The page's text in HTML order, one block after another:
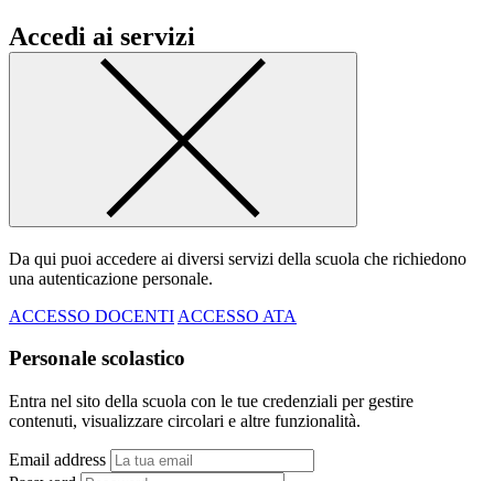
Accedi ai servizi
Da qui puoi accedere ai diversi servizi della scuola che richiedono
una autenticazione personale.
ACCESSO DOCENTI ACCESSO ATA
Personale scolastico
Entra nel sito della scuola con le tue credenziali per gestire
contenuti, visualizzare circolari e altre funzionalità.
Email address